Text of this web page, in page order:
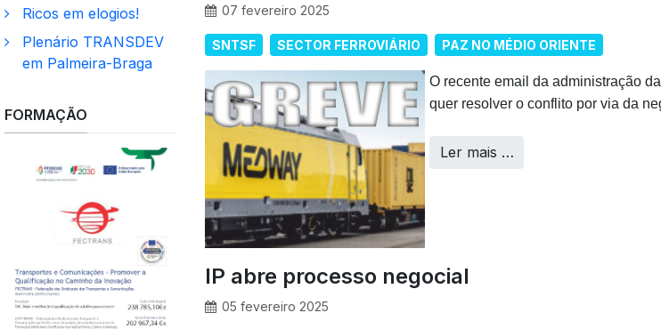
07 fevereiro 2025
SNTSF SECTOR FERROVIÁRIO PAZ NO MÉDIO ORIENTE
O recente email da administração
quer resolver o conflito por via da
Ler mais …
IP abre processo negocial
05 fevereiro 2025
Ricos em elogios!
Plenário TRANSDEV
em Palmeira-Braga
FORMAÇÃO